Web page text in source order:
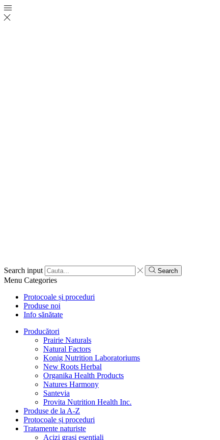
Search input Search
Menu Categories
Protocoale și proceduri
Produse noi
Info sănătate
Producători
Prairie Naturals
Natural Factors
Konig Nutrition Laboratoriums
New Roots Herbal
Organika Health Products
Natures Harmony
Santevia
Provita Nutrition Health Inc.
Produse de la A-Z
Protocoale și proceduri
Tratamente naturiste
Acizi grași esențiali